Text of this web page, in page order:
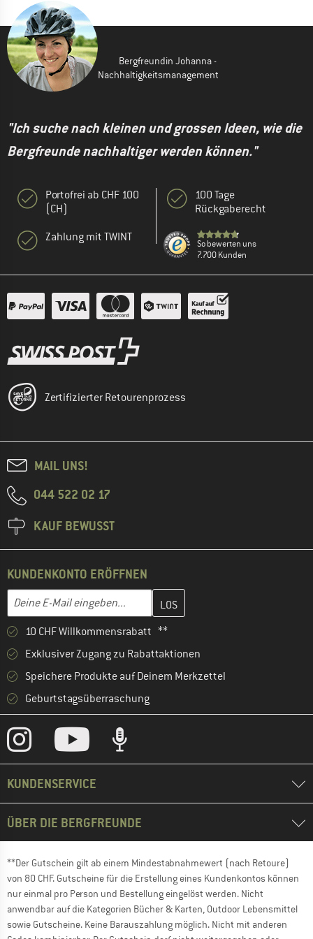
Bergfreundin Johanna -
Nachhaltigkeitsmanagement
"Ich suche nach kleinen und grossen Ideen, wie die
Bergfreunde nachhaltiger werden können."
Portofrei ab CHF 100
(CH)
Zahlung mit TWINT
100 Tage
Rückgaberecht
So bewerten uns
7.700 Kunden
Zertifizierter Retourenprozess
MAIL UNS!
044 522 02 17
KAUF BEWUSST
KUNDENKONTO ERÖFFNEN
E-Mail-Adresse
Gib hier deine E-Mail-Adresse ein und erstelle im nächsten
10 CHF Willkommensrabatt **
Exklusiver Zugang zu Rabattaktionen
Speichere Produkte auf Deinem Merkzettel
Geburtstagsüberraschung
KUNDENSERVICE
ÜBER DIE BERGFREUNDE
**Der Gutschein gilt ab einem Mindestabnahmewert (nach Retoure)
von 80 CHF. Gutscheine für die Erstellung eines Kundenkontos können
nur einmal pro Person und Bestellung eingelöst werden. Nicht
anwendbar auf die Kategorien Bücher & Karten, Outdoor Lebensmittel
sowie Gutscheine. Keine Barauszahlung möglich. Nicht mit anderen